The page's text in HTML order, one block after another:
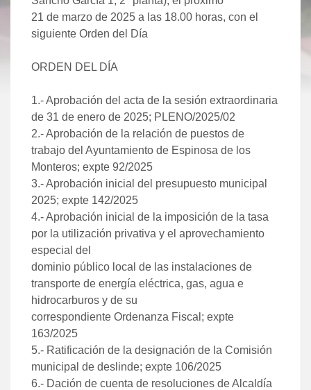
21 de marzo de 2025 a las 18.00 horas, con el
siguiente Orden del Día
ORDEN DEL DÍA
1.- Aprobación del acta de la sesión extraordinaria
de 31 de enero de 2025; PLENO/2025/02
2.- Aprobación de la relación de puestos de
trabajo del Ayuntamiento de Espinosa de los
Monteros; expte 92/2025
3.- Aprobación inicial del presupuesto municipal
2025; expte 142/2025
4.- Aprobación inicial de la imposición de la tasa
por la utilización privativa y el aprovechamiento
especial del
dominio público local de las instalaciones de
transporte de energía eléctrica, gas, agua e
hidrocarburos y de su
correspondiente Ordenanza Fiscal; expte
163/2025
5.- Ratificación de la designación de la Comisión
municipal de deslinde; expte 106/2025
6.- Dación de cuenta de resoluciones de Alcaldía